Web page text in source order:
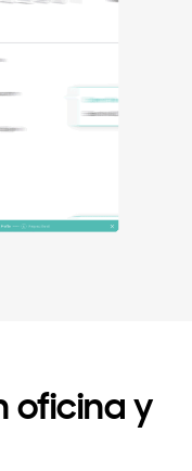
oficina y